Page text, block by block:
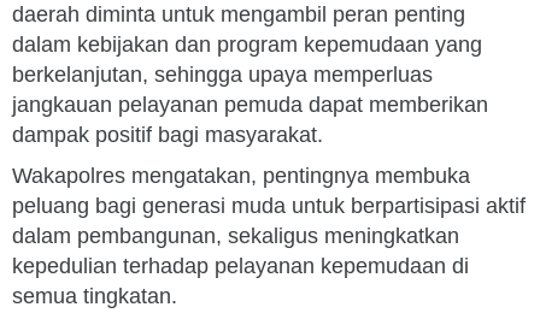
daerah diminta untuk mengambil peran penting
dalam kebijakan dan program kepemudaan yang
berkelanjutan, sehingga upaya memperluas
jangkauan pelayanan pemuda dapat memberikan
dampak positif bagi masyarakat.
Wakapolres mengatakan, pentingnya membuka
peluang bagi generasi muda untuk berpartisipasi aktif
dalam pembangunan, sekaligus meningkatkan
kepedulian terhadap pelayanan kepemudaan di
semua tingkatan.